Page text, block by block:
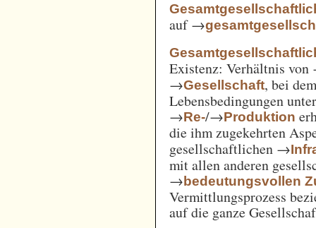
auf →
Existenz: Verhältnis
→Gesellschaft, bei
Lebensbedingungen
→Re-/→Produktion
die ihm zugekehrten
gesellschaftlichen →
mit allen anderen
→bedeutungsvollen
Vermittlungsprozess
auf die ganze